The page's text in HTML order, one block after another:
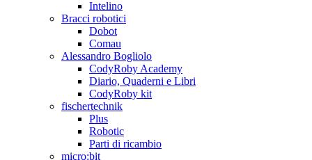
Intelino
Bracci robotici
Dobot
Comau
Alessandro Bogliolo
CodyRoby Academy
Diario, Quaderni e Libri
CodyRoby kit
fischertechnik
Plus
Robotic
Parti di ricambio
micro:bit